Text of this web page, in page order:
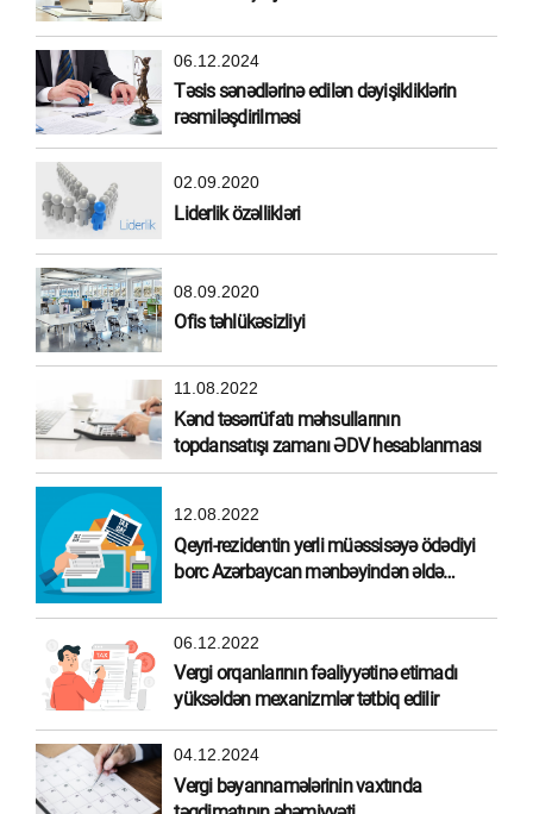
06.12.2024
Təsis sənədlərinə edilən dəyişikliklərin
rəsmiləşdirilməsi
02.09.2020
Liderlik özəllikləri
08.09.2020
Ofis təhlükəsizliyi
11.08.2022
Kənd təsərrüfatı məhsullarının
topdansatışı zamanı ƏDV hesablanması
12.08.2022
Qeyri-rezidentin yerli müəssisəyə ödədiyi
borc Azərbaycan mənbəyindən əldə
06.12.2022
Vergi orqanlarının fəaliyyətinə etimadı
yüksəldən mexanizmlər tətbiq edilir
04.12.2024
Vergi bəyannamələrinin vaxtında